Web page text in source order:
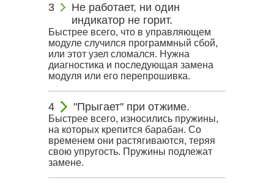
Не работает, ни один
индикатор не горит.
Быстрее всего, что в управляющем
модуле случился программный сбой,
или этот узел сломался. Нужна
диагностика и последующая замена
модуля или его перепрошивка.
"Прыгает" при отжиме.
Быстрее всего, износились пружины,
на которых крепится барабан. Со
временем они растягиваются, теряя
свою упругость. Пружины подлежат
замене.